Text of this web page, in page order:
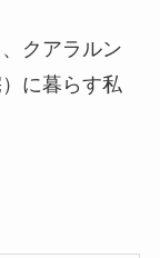
クアラルン
に暮らす私